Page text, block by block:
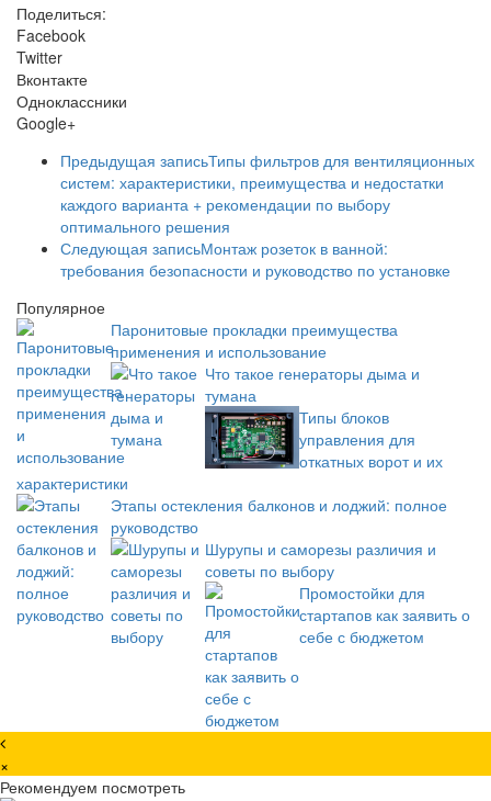
Поделиться:
Facebook
Twitter
Вконтакте
Одноклассники
Google+
Предыдущая записьТипы фильтров для вентиляционных
систем: характеристики, преимущества и недостатки
каждого варианта + рекомендации по выбору
оптимального решения
Следующая записьМонтаж розеток в ванной:
требования безопасности и руководство по установке
Популярное
Паронитовые прокладки преимущества
применения и использование
Что такое генераторы дыма и
тумана
Типы блоков
управления для
откатных ворот и их
характеристики
Этапы остекления балконов и лоджий: полное
руководство
Шурупы и саморезы различия и
советы по выбору
Промостойки для
стартапов как заявить о
себе с бюджетом
×
Рекомендуем посмотреть